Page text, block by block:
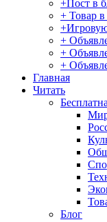
+Пост в
+ Товар в
+
+
+
Главная
Читать
Блог